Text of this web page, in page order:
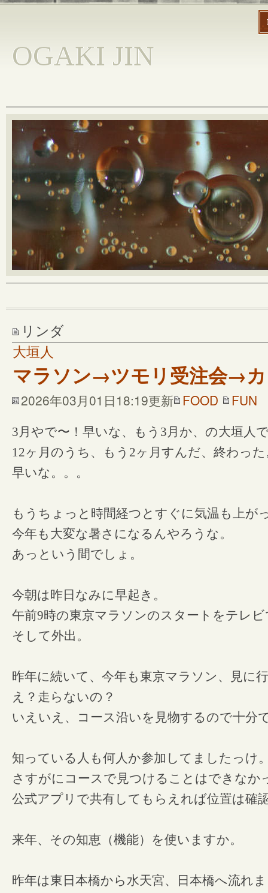
OGAKI JIN
リンダ
大垣人
マラソン→ツモリ受注会→
2026年03月01日18:19更新 FOOD FUN
3月やで〜！早いな、もう3月か、の大垣人
12ヶ月のうち、もう2ヶ月すんだ、終わった
早いな。。。
もうちょっと時間経つとすぐに気温も上が
今年も大変な暑さになるんやろうな。
あっという間でしょ。
今朝は昨日なみに早起き。
午前9時の東京マラソンのスタートをテレビ
そして外出。
昨年に続いて、今年も東京マラソン、見に
え？走らないの？
いえいえ、コース沿いを見物するので十分
知っている人も何人か参加してましたっけ
さすがにコースで見つけることはできなか
公式アプリで共有してもらえれば位置は確
来年、その知恵（機能）を使いますか。
昨年は東日本橋から水天宮、日本橋へ流れ